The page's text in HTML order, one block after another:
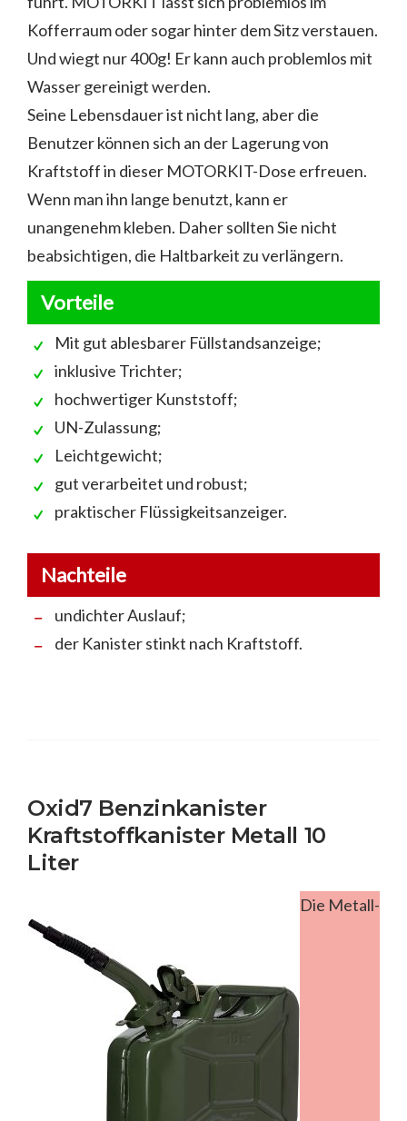
Kofferraum oder sogar hinter dem Sitz verstauen.
Und wiegt nur 400g! Er kann auch problemlos mit
Wasser gereinigt werden.
Seine Lebensdauer ist nicht lang, aber die
Benutzer können sich an der Lagerung von
Kraftstoff in dieser MOTORKIT-Dose erfreuen.
Wenn man ihn lange benutzt, kann er
unangenehm kleben. Daher sollten Sie nicht
beabsichtigen, die Haltbarkeit zu verlängern.
Vorteile
Mit gut ablesbarer Füllstandsanzeige;
inklusive Trichter;
hochwertiger Kunststoff;
UN-Zulassung;
Leichtgewicht;
gut verarbeitet und robust;
praktischer Flüssigkeitsanzeiger.
Nachteile
undichter Auslauf;
der Kanister stinkt nach Kraftstoff.
Oxid7 Benzinkanister
Kraftstoffkanister Metall 10
Liter
Die Metall-